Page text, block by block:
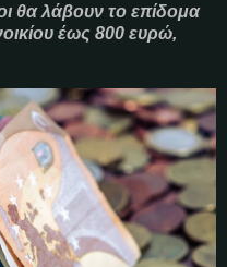
θα λάβουν το επίδομα
έως 800 ευρώ,